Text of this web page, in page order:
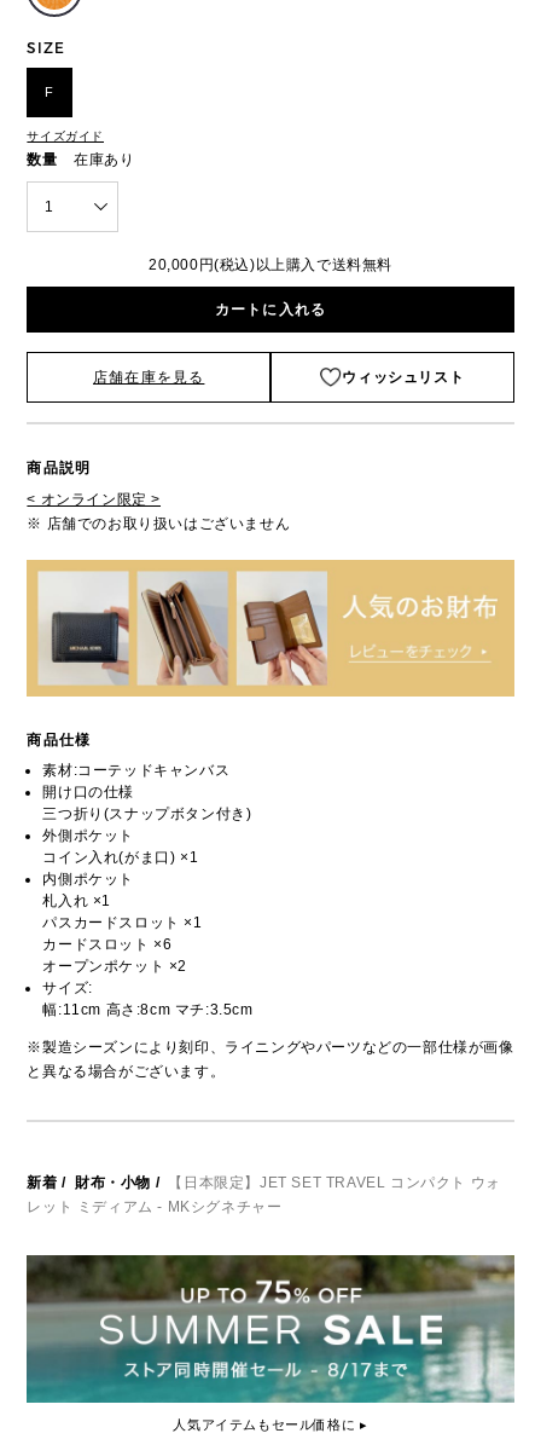
SIZE
F
サイズガイド
数量 在庫あり
1
20,000円(税込)以上購入で送料無料
カートに入れる
店舗在庫を見る ウィッシュリスト
商品説明
< オンライン限定 >
※ 店舗でのお取り扱いはございません
商品仕様
素材:コーテッドキャンバス
開け口の仕様
三つ折り(スナップボタン付き)
外側ポケット
コイン入れ(がま口) ×1
内側ポケット
札入れ ×1
パスカードスロット ×1
カードスロット ×6
オープンポケット ×2
サイズ:
幅:11cm 高さ:8cm マチ:3.5cm
※製造シーズンにより刻印、ライニングやパーツなどの一部仕様が画像
と異なる場合がございます。
新着 / 財布・小物 /
【日本限定】JET SET TRAVEL コンパクト ウォ
レット ミディアム - MKシグネチャー
人気アイテムもセール価格に ▸